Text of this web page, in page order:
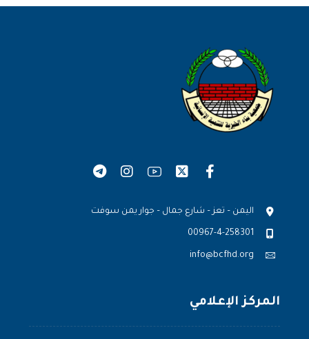
اليمن – تعز – شارع جمال – جوار يمن سوفت
00967-4-258301
info@bcfhd.org
المركز الإعلامي